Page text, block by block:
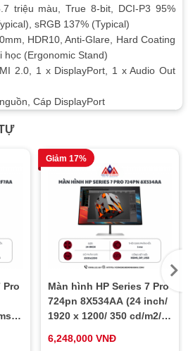
triệu màu, True 8-bit, DCI-P3 95%
sRGB 137% (Typical)
HDR10, Anti-Glare, Hard Coating
học (Ergonomic Stand)
2.0, 1 x DisplayPort, 1 x Audio Out
Cáp DisplayPort
Pro
Giảm 17%
Màn hình HP Series 7 Pro
724pn 8X534AA (24 inch/
1920 x 1200/ 350 cd/m2/
6,248,000 VNĐ